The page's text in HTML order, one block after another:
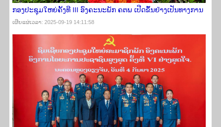
ກອງປະຊຸມໃຫຍ່ຄັ້ງທີ III ອົງຄະນະພັກ ຄຕພ ເປີດຂຶ້ນຢ່າງເປັນທາງການ
ເຜີຍ​ແຜ່​ເວ​ລາ: 2025-09-19 14:11:58